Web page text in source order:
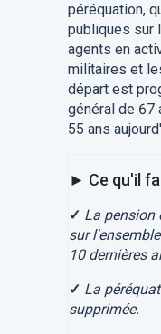
péréquation,
publiques sur
agents en
militaires et
départ est
général de 67
55 ans
► Ce qu'il
✓ La pension
sur
10 dernières
✓ La
supprimée.